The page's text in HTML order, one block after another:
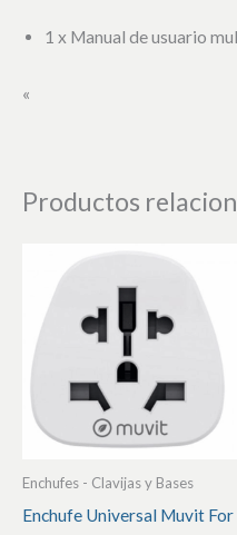
1 x Manual de usuario
«
Productos
Enchufes - Clavijas y Bases
Enchufe Universal Muvit For